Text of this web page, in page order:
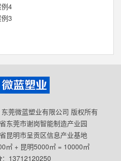
4
3
莞微蓝塑业有限公司 版权所有
东莞市谢岗智能制造产业园
昆明市呈贡区信息产业基地
㎡ + 昆明5000㎡ = 10000㎡
： 13712120250